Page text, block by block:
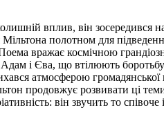
вплив, він зосередився
полотном для
вражає космічною
і Єва, що втілюють
атмосферою громадянської
продовжує розвивати ці
він звучить то співоче